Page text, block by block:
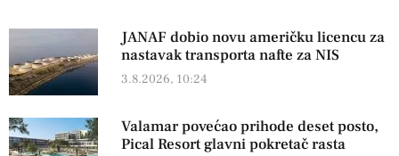
JANAF dobio novu američku licencu za
nastavak transporta nafte za NIS
3.8.2026, 10:24
Valamar povećao prihode deset posto,
Pical Resort glavni pokretač rasta